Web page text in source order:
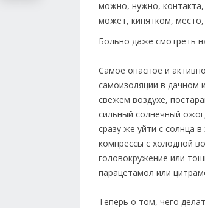
Больно даже смотреть
Самое опасное и
самоизоляции в дачном
свежем воздухе,
сильный солнечный
сразу же уйти с солнца
компрессы с холодной
головокружение или
парацетамол или
Теперь о том, чего